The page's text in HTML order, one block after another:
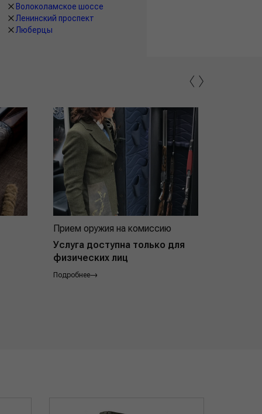
Волоколамское шоссе
Ленинский проспект
Люберцы
Прием оружия на комиссию
Услуга доступна только для
физических лиц
Подробнее
‹›